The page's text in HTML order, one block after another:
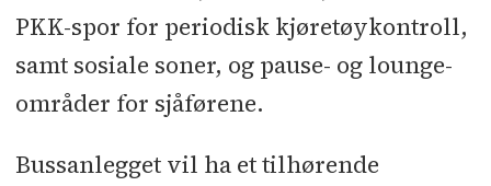
PKK-spor for periodisk kjøretøykontroll,
samt sosiale soner, og pause- og lounge-
områder for sjåførene.
Bussanlegget vil ha et tilhørende